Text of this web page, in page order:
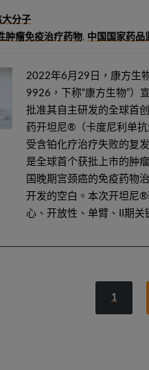
大分子
肿瘤免疫治疗药物, 中国国家药品
2022年6月29日，康方生
9926，下称“康方生物”）
批准其自主研发的全球首
药开坦尼®（卡度尼利单
受含铂化疗治疗失败的复
是全球首个获批上市的肿
国晚期宫颈癌的免疫药物
开发的空白。本次开坦尼
心、开放性、单臂、II期关
1